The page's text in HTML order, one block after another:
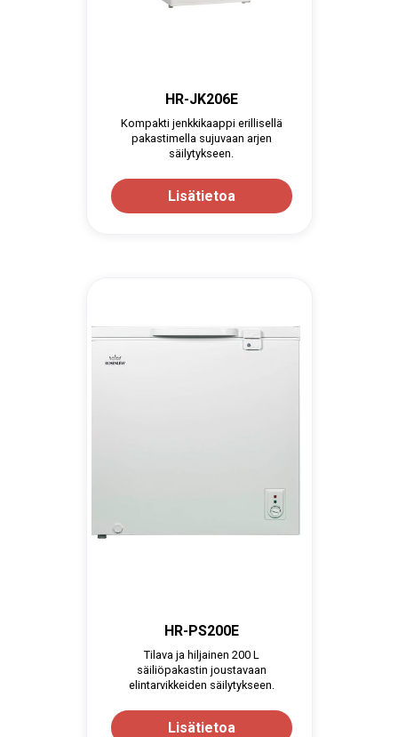
HR-JK206E
Kompakti jenkkikaappi erillisellä
pakastimella sujuvaan arjen
säilytykseen.
Lisätietoa
HR-PS200E
Tilava ja hiljainen 200 L
säiliöpakastin joustavaan
elintarvikkeiden säilytykseen.
Lisätietoa